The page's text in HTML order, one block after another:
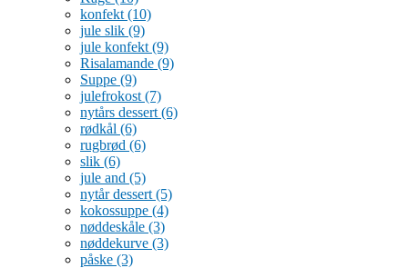
konfekt (10)
jule slik (9)
jule konfekt (9)
Risalamande (9)
Suppe (9)
julefrokost (7)
nytårs dessert (6)
rødkål (6)
rugbrød (6)
slik (6)
jule and (5)
nytår dessert (5)
kokossuppe (4)
nøddeskåle (3)
nøddekurve (3)
påske (3)